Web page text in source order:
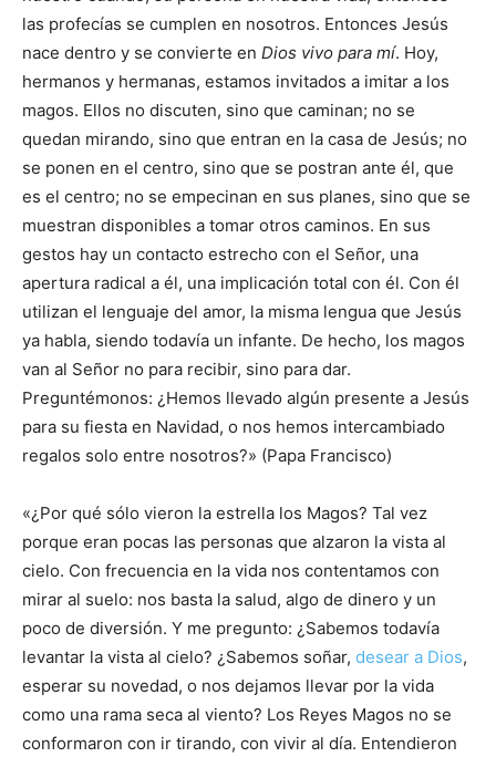
las profecías se cumplen en nosotros. Entonces Jesús
nace dentro y se convierte en Dios vivo para mí. Hoy,
hermanos y hermanas, estamos invitados a imitar a los
magos. Ellos no discuten, sino que caminan; no se
quedan mirando, sino que entran en la casa de Jesús; no
se ponen en el centro, sino que se postran ante él, que
es el centro; no se empecinan en sus planes, sino que se
muestran disponibles a tomar otros caminos. En sus
gestos hay un contacto estrecho con el Señor, una
apertura radical a él, una implicación total con él. Con él
utilizan el lenguaje del amor, la misma lengua que Jesús
ya habla, siendo todavía un infante. De hecho, los magos
van al Señor no para recibir, sino para dar.
Preguntémonos: ¿Hemos llevado algún presente a Jesús
para su fiesta en Navidad, o nos hemos intercambiado
regalos solo entre nosotros?» (Papa Francisco)
«¿Por qué sólo vieron la estrella los Magos? Tal vez
porque eran pocas las personas que alzaron la vista al
cielo. Con frecuencia en la vida nos contentamos con
mirar al suelo: nos basta la salud, algo de dinero y un
poco de diversión. Y me pregunto: ¿Sabemos todavía
levantar la vista al cielo? ¿Sabemos soñar, desear a Dios,
esperar su novedad, o nos dejamos llevar por la vida
como una rama seca al viento? Los Reyes Magos no se
conformaron con ir tirando, con vivir al día. Entendieron